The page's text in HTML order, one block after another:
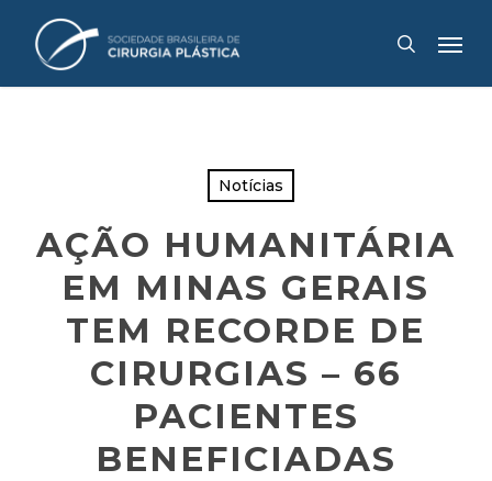
search
Notícias
AÇÃO HUMANITÁRIA
EM MINAS GERAIS
TEM RECORDE DE
CIRURGIAS – 66
PACIENTES
BENEFICIADAS